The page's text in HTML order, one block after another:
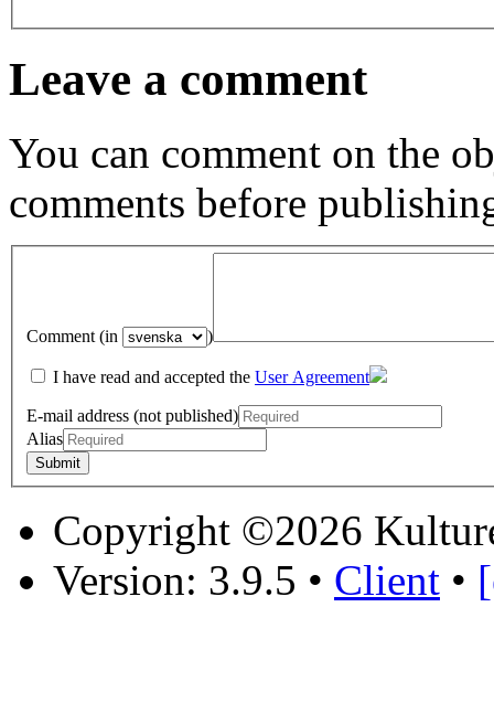
Leave a comment
You can comment on the
comments before
Comment (in )
I have read and accepted the User Agreement
E-mail address (not published)
Alias
Copyright ©2026
Version: 3.9.5 • Client •